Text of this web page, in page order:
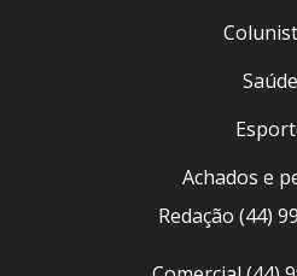
Saúde
Achados e
Redação (44)